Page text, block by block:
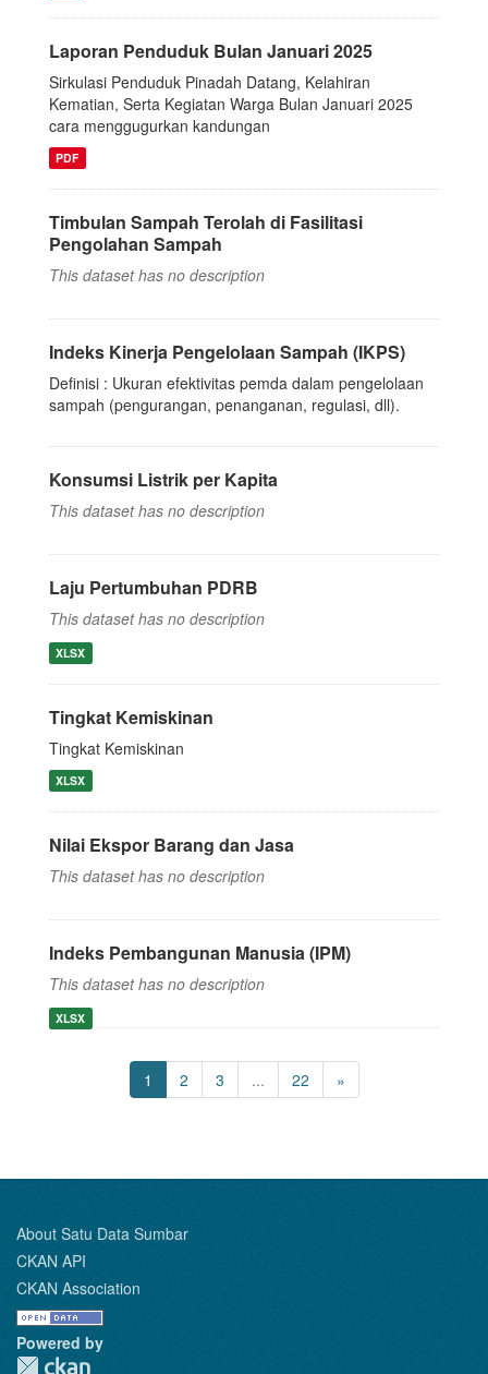
Laporan Penduduk Bulan Januari 2025
Sirkulasi Penduduk Pinadah Datang, Kelahiran
Kematian, Serta Kegiatan Warga Bulan Januari 2025
cara menggugurkan kandungan
PDF
Timbulan Sampah Terolah di Fasilitasi
Pengolahan Sampah
This dataset has no description
Indeks Kinerja Pengelolaan Sampah (IKPS)
Definisi : Ukuran efektivitas pemda dalam pengelolaan
sampah (pengurangan, penanganan, regulasi, dll).
Konsumsi Listrik per Kapita
This dataset has no description
Laju Pertumbuhan PDRB
This dataset has no description
XLSX
Tingkat Kemiskinan
Tingkat Kemiskinan
XLSX
Nilai Ekspor Barang dan Jasa
This dataset has no description
Indeks Pembangunan Manusia (IPM)
This dataset has no description
XLSX
1 2 3 ... 22 »
About Satu Data Sumbar
CKAN API
CKAN Association
Powered by